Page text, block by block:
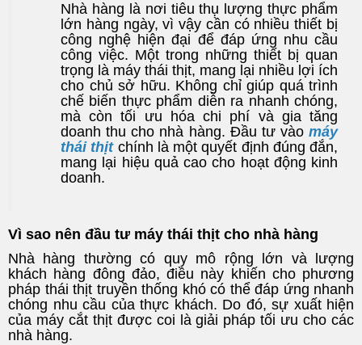
Nhà hàng là nơi tiêu thụ lượng thực phẩm
lớn hàng ngày, vì vậy cần có nhiều thiết bị
công nghệ hiện đại để đáp ứng nhu cầu
công việc. Một trong những thiết bị quan
trọng là máy thái thịt, mang lại nhiều lợi ích
cho chủ sở hữu. Không chỉ giúp quá trình
chế biến thực phẩm diễn ra nhanh chóng,
mà còn tối ưu hóa chi phí và gia tăng
doanh thu cho nhà hàng. Đầu tư vào máy
thái thịtchính là một quyết định đúng đắn,
mang lại hiệu quả cao cho hoạt động kinh
doanh.
Vì sao nên đầu tư máy thái thịt cho nhà hàng
Nhà hàng thường có quy mô rộng lớn và lượng
khách hàng đông đảo, điều này khiến cho phương
pháp thái thịt truyền thống khó có thể đáp ứng nhanh
chóng nhu cầu của thực khách. Do đó, sự xuất hiện
của máy cắt thịt được coi là giải pháp tối ưu cho các
nhà hàng.